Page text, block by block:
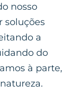
nosso
soluções
a
do
à parte,